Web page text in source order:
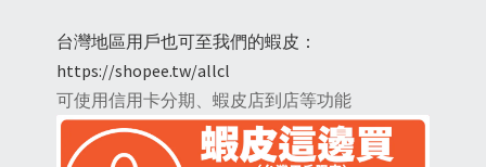
台灣地區用戶也可至我們的蝦皮：
https://shopee.tw/allcl
可使用信用卡分期、蝦皮店到店等功能